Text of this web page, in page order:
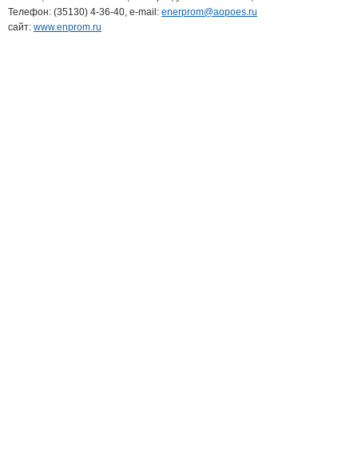
Телефон: (35130) 4-36-40, e-mail: enerprom@aopoes.ru
сайт: www.enprom.ru